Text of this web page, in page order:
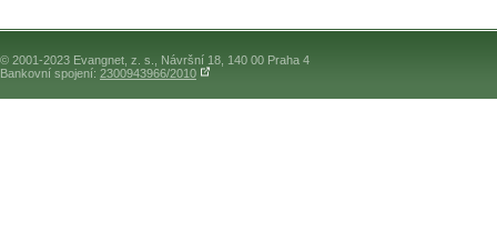
© 2001-2023 Evangnet, z. s., Návršní 18, 140 00 Praha 4
Bankovní spojení: 2300943966/2010